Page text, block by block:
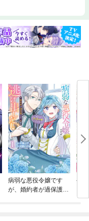
病弱な悪役令嬢です
が、婚約者が過保護す
公